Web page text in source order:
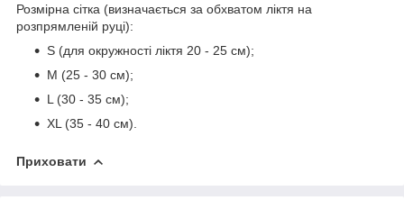
Розмірна сітка (визначається за обхватом ліктя на
розпрямленій руці):
S (для окружності ліктя 20 - 25 см);
М (25 - 30 см);
L (30 - 35 см);
XL (35 - 40 см).
Приховати